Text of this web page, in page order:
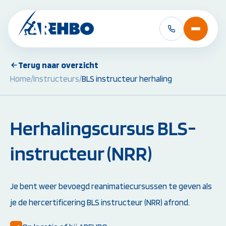
BHV Cursussen &
BHV Herhaling
BHV Brand en Ontruiming
Ploegleider BHV
Alle BHV Cursussen
EHBO Cursussen
EHBO bij baby's en
Terug naar overzicht
Home/Instructeurs/BLS instructeur herhaling
Herhalingscursus BLS-
instructeur (NRR)
Je bent weer bevoegd reanimatiecursussen te geven als
je de hercertificering BLS instructeur (NRR) afrond.